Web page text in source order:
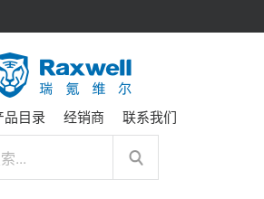
品目录 经销商 联系我们